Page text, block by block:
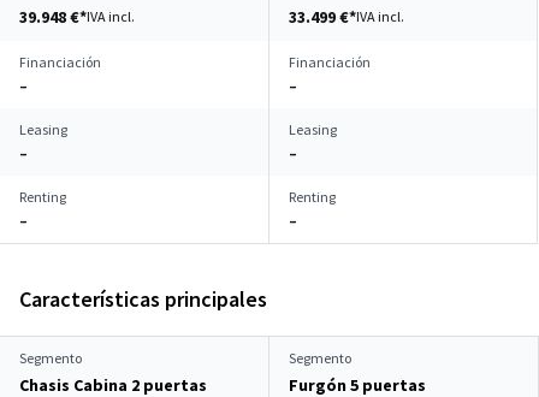
39.948 €*IVA incl. 33.499 €*IVA incl.
Financiación
–
Financiación
–
Leasing
–
Leasing
–
Renting
–
Renting
–
Características principales
Segmento
Chasis Cabina 2 puertas
Segmento
Furgón 5 puertas